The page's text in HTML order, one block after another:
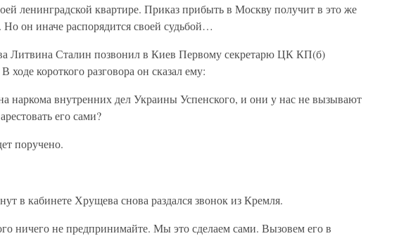
ленинградской квартире. Приказ прибыть в Москву получит в это же
он иначе распорядится своей судьбой…
Литвина Сталин позвонил в Киев Первому секретарю ЦК КП(б)
короткого разговора он сказал ему:
наркома внутренних дел Украины Успенского, и они у нас не вызывают
его сами?
поручено.
в кабинете Хрущева снова раздался звонок из Кремля.
ничего не предпринимайте. Мы это сделаем сами. Вызовем его в